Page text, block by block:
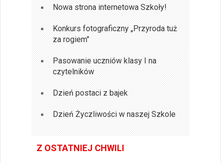
Nowa strona internetowa Szkoły!
Konkurs fotograficzny „Przyroda tuż
za rogiem"
Pasowanie uczniów klasy I na
czytelników
Dzień postaci z bajek
Dzień Życzliwości w naszej Szkole
Z OSTATNIEJ CHWILI